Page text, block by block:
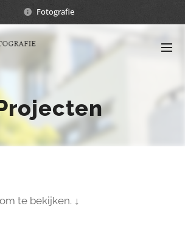
Fotografie
te bekijken. ↓